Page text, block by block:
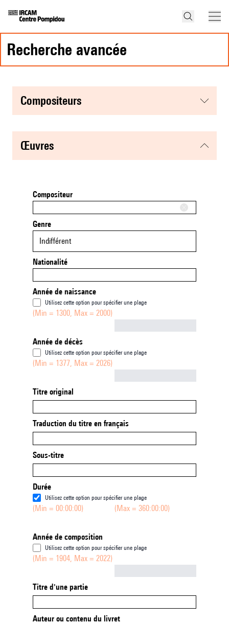
recherche avancée
compositeurs
œuvres
Compositeur
Genre
Indifférent
Nationalité
Année de naissance
Utilisez cette option pour spécifier une plage
(Min = 1300, Max = 2000)
Année de décès
Utilisez cette option pour spécifier une plage
(Min = 1377, Max = 2026)
Titre original
Traduction du titre en français
Sous-titre
Durée
Utilisez cette option pour spécifier une plage
(Min = 00:00:00) (Max = 360:00:00)
Année de composition
Utilisez cette option pour spécifier une plage
(Min = 1904, Max = 2022)
Titre d'une partie
Auteur ou contenu du livret